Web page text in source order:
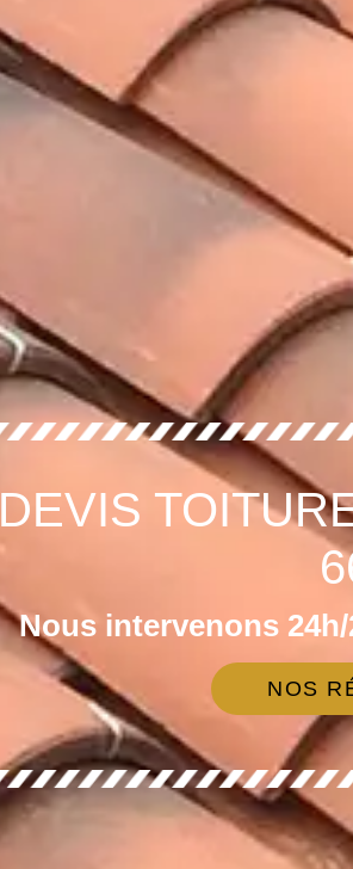
DEVIS
Nous intervenons
NOS